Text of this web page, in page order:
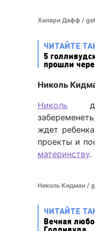
Хилари Дафф /
ЧИТАЙТЕ
5
прошли
Николь
Николь
ждет
проекты и
материнству.
Николь Кидман /
ЧИТАЙТЕ
Вечная